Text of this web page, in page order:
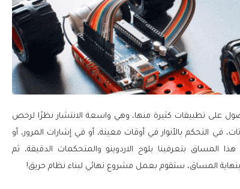
على تطبيقات كثيرة منها، وهي واسعة الانتشار نظرًا لرخص
في التحكم بالأنوار في أوقات معينة، أو في إشارات المرور، أو
المساق بتعرفينا بلوح الاردوينو والمتحكمات الدقيقة، ثم
المساق، ستقوم بعمل مشروع نهائي لبناء نظام حريق!